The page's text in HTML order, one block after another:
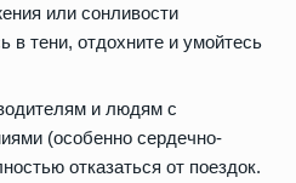
или сонливости
в тени, отдохните и умойтесь
и людям с
(особенно сердечно-
отказаться от поездок.